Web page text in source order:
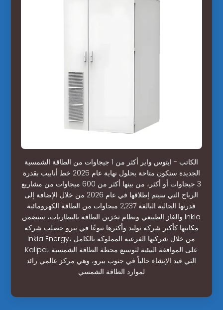
الكاتب - ايتوس واير أكثر من 1 جيجاوات من الطاقة الشمسية
الجديدة ستكون متاحة بحلول نهاية عام 2025 خط أنابيب بقدرة
3 جيجاوات أو أكثر، من بينها أكثر من 600 ميجاوات من مشاريع
الرياح التي سيتم إطلاقها في عام 2026 من خلال الإضافة إلى
قدرتها الحالية البالغة 2,237 ميجاوات من الطاقة الكهرومائية
والغاز الطبيعي ونظام تخزين الطاقة بالبطاريات، ستضمن Inkia
مكانتها كأكبر شركة توليد وأكثرها تنوعًا في بيرو حصلت شركة
Inkia Energy، من خلال شركتها الفرعية المملوكة بالكامل
Kallpa، على الموافقة البيئية لتوسيع محطة الطاقة الشمسية
التي قيد الإنشاء حالياً في جنوب بيرو، وهي مركز عالمي رائد
لموارد الطاقة الشمسي